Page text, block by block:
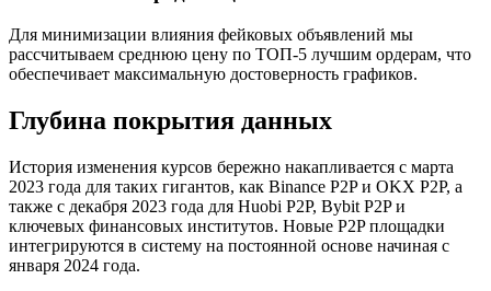
Для минимизации влияния фейковых объявлений мы
рассчитываем среднюю цену по ТОП-5 лучшим ордерам, что
обеспечивает максимальную достоверность графиков.
Глубина покрытия данных
История изменения курсов бережно накапливается с марта
2023 года для таких гигантов, как Binance P2P и OKX P2P, а
также с декабря 2023 года для Huobi P2P, Bybit P2P и
ключевых финансовых институтов. Новые P2P площадки
интегрируются в систему на постоянной основе начиная с
января 2024 года.